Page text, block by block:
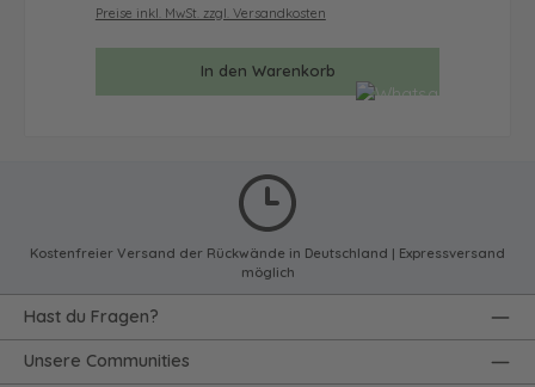
Preise inkl. MwSt. zzgl. Versandkosten
In den Warenkorb
Kostenfreier Versand der Rückwände in Deutschland | Expressversand
möglich
Hast du Fragen?
Unsere Communities